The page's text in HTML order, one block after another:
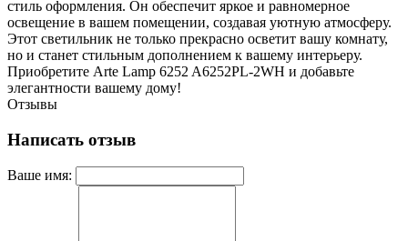
стиль оформления. Он обеспечит яркое и равномерное
освещение в вашем помещении, создавая уютную атмосферу.
Этот светильник не только прекрасно осветит вашу комнату,
но и станет стильным дополнением к вашему интерьеру.
Приобретите Arte Lamp 6252 A6252PL-2WH и добавьте
элегантности вашему дому!
Отзывы
Написать отзыв
Ваше имя: